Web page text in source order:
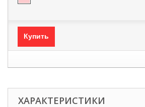
Купить
ХАРАКТЕРИСТИКИ